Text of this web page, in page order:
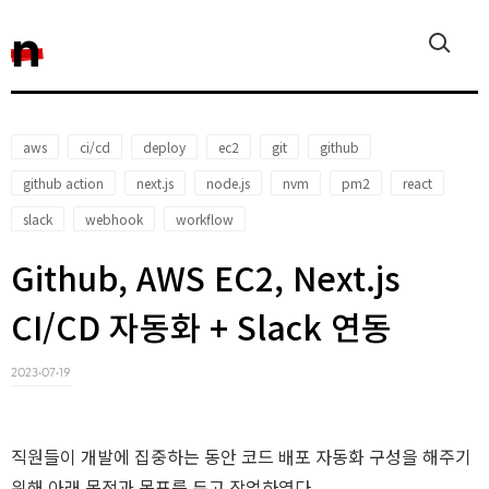
n
aws ci/cd deploy ec2 git
github
github action
next.js node.js nvm pm2
react
slack
webhook workflow
Github, AWS EC2, Next.js
CI/CD 자동화 + Slack 연동
2023‧07‧19
직원들이 개발에 집중하는 동안 코드 배포 자동화 구성을 해주기